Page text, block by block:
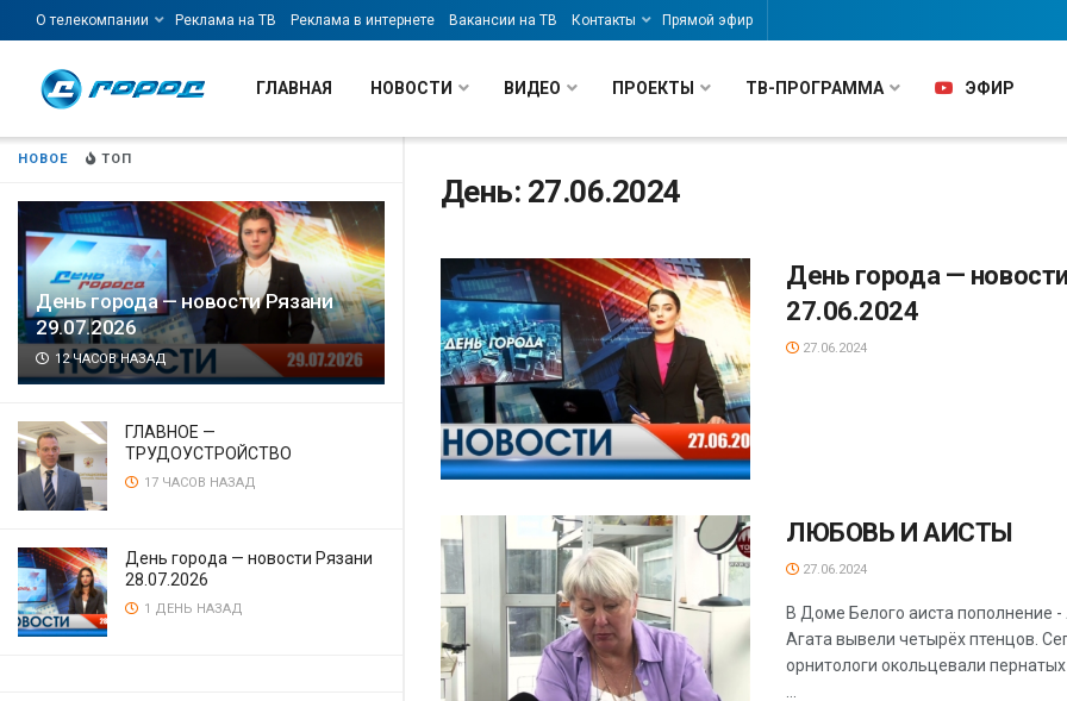
НОВОЕ ТОП
День города — новости Рязани
29.07.2026
12 ЧАСОВ НАЗАД
ГЛАВНОЕ —
ТРУДОУСТРОЙСТВО
17 ЧАСОВ НАЗАД
День города — новости Рязани
28.07.2026
1 ДЕНЬ НАЗАД
О телекомпании Реклама на ТВ Реклама в интернете Вакансии на ТВ Контакты Прямой эфир
ГЛАВНАЯ НОВОСТИ ВИДЕО ПРОЕКТЫ ТВ-ПРОГРАММА ЭФИР
День: 27.06.2024
День города —
27.06.2024
27.06.2024
ЛЮБОВЬ И АИСТЫ
27.06.2024
В Доме Белого аиста пополнение
Агата вывели четырёх птенцов.
орнитологи окольцевали пернатых